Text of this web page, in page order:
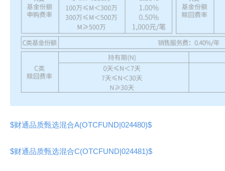
$财通品质甄选混合A(OTCFUND|024480)$
$财通品质甄选混合C(OTCFUND|024481)$